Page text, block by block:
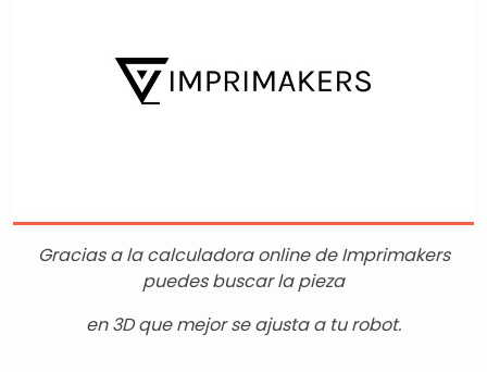
Gracias a la calculadora online de Imprimakers
puedes buscar la pieza
en 3D que mejor se ajusta a tu robot.